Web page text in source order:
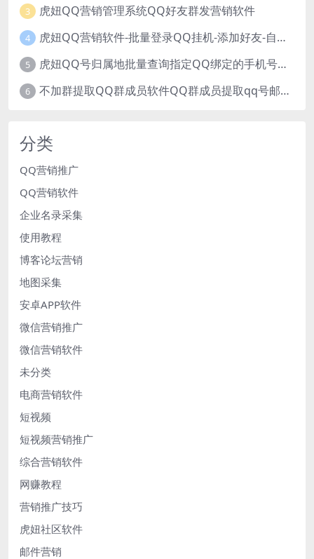
3 虎妞QQ营销管理系统QQ好友群发营销软件
4 虎妞QQ营销软件-批量登录QQ挂机-添加好友-自动加群-群发消息-临时会话
5 虎妞QQ号归属地批量查询指定QQ绑定的手机号软件
6 不加群提取QQ群成员软件QQ群成员提取qq号邮箱软件
分类
QQ营销推广
QQ营销软件
企业名录采集
使用教程
博客论坛营销
地图采集
安卓APP软件
微信营销推广
微信营销软件
未分类
电商营销软件
短视频
短视频营销推广
综合营销软件
网赚教程
营销推广技巧
虎妞社区软件
邮件营销